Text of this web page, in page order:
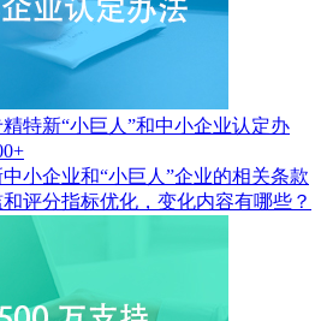
特新“小巨人”和中小企业认定办
小企业和“小巨人”企业的相关条款
评分指标优化，变化内容有哪些？